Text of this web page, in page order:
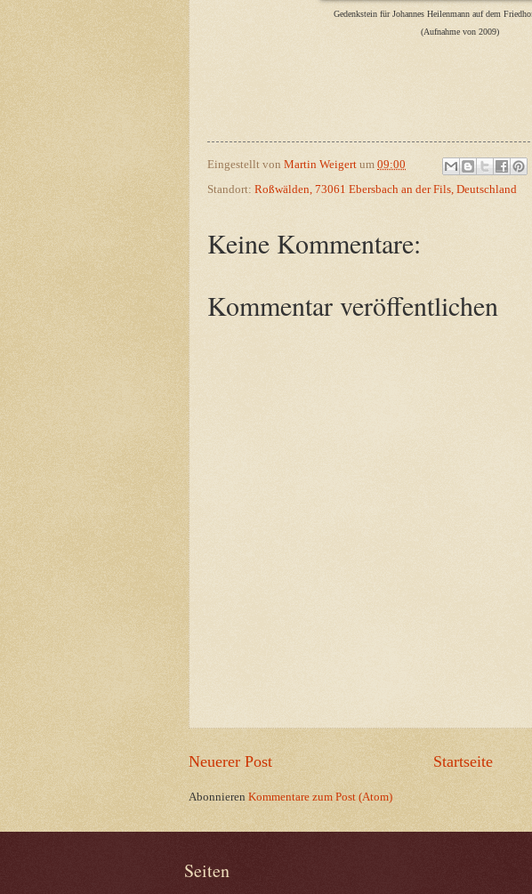
Gedenkstein für Johannes Heilenmann auf dem
(Aufnahme von 2009)
Eingestellt von Martin Weigert um 09:00
Standort: Roßwälden, 73061 Ebersbach an der Fils, Deutschland
Keine Kommentare:
Kommentar veröffentlichen
Neuerer Post Startseite
Abonnieren Kommentare zum Post (Atom)
Seiten